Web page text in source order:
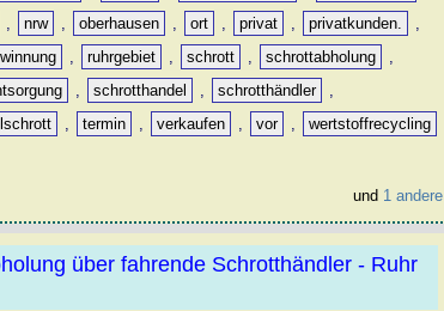
nrw oberhausen ort privat privatkunden.
ruhrgebiet schrott schrottabholung
schrotthandel schrotthändler
termin verkaufen vor
wertstoffrecycling
und 1 andere
über fahrende Schrotthändler - Ruhr